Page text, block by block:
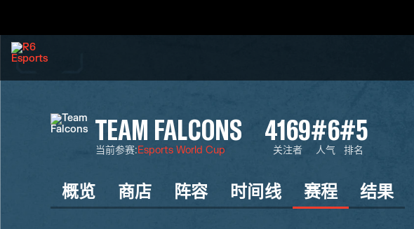
TEAM FALCONS
当前参赛:Esports World Cup
4169
关注者
#6
人气
#5
排名
概览 商店 阵容 时间线 赛程 结果